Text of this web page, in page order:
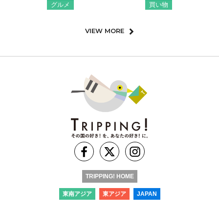
グルメ 買い物
VIEW MORE
TRIPPING! HOME
東南アジア 東アジア JAPAN